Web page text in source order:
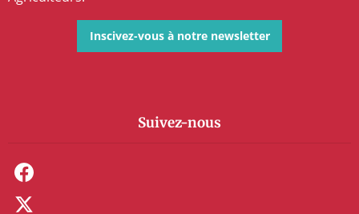
Inscivez-vous à notre newsletter
Suivez-nous